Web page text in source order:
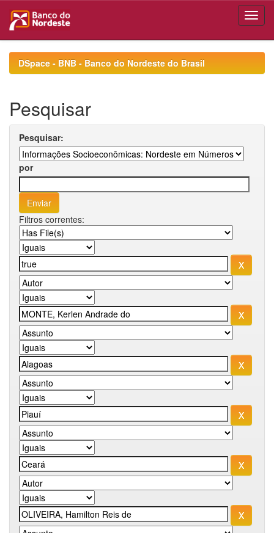
navigationDSpace - BNB - Banco do Nordeste do Brasil
Pesquisar
Pesquisar:
por
Filtros correntes: